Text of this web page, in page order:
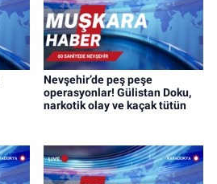
Nevşehir’de peş peşe
operasyonlar! Gülistan Doku,
narkotik olay ve kaçak tütün